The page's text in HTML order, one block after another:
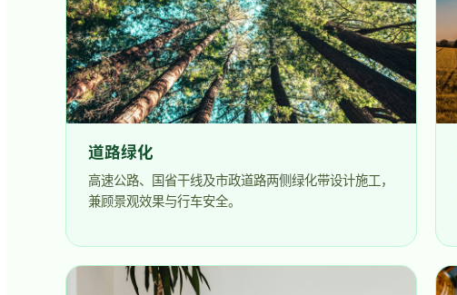
道路绿化
高速公路、国省干线及市政道路两侧绿化带设计施工，
兼顾景观效果与行车安全。